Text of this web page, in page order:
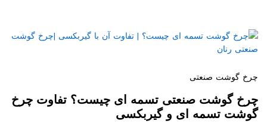
چرخ گوشت صنعتی
چرخ گوشت صنعتی تسمه ای چیست؟ تفاوت چرخ
گوشت تسمه ای و گیربکسی